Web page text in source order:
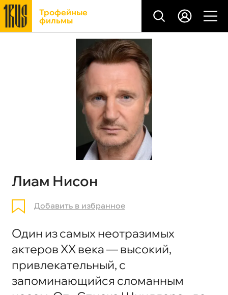
Трофейные
фильмы
Лиам Нисон
Добавить в избранное
Один из самых неотразимых
актеров XX века — высокий,
привлекательный, с
запоминающийся сломанным